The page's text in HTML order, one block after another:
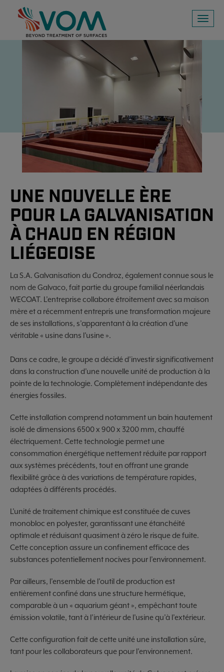
Toggle
UNE NOUVELLE ÈRE
POUR LA GALVANISATION
À CHAUD EN RÉGION
LIÉGEOISE
La S.A. Galvanisation du Condroz, également connue sous le
nom de Galvaco, fait partie du groupe familial néerlandais
WECOAT. L’entreprise collabore étroitement avec sa maison
mère et a récemment entrepris une transformation majeure
de ses installations, s’apparentant à la création d’une
véritable « usine dans l’usine ».
Dans ce cadre, le groupe a décidé d’investir significativement
dans la construction d’une nouvelle unité de production à la
pointe de la technologie. Complètement indépendante des
énergies fossiles.
Cette installation comprend notamment un bain hautement
isolé de dimensions 6500 x 900 x 3200 mm, chauffé
électriquement. Cette technologie permet une
consommation énergétique nettement réduite par rapport
aux systèmes précédents, tout en offrant une grande
flexibilité grâce à des variations de température rapides,
adaptées à différents procédés.
L’unité de traitement chimique est constituée de cuves
monobloc en polyester, garantissant une étanchéité
optimale et réduisant quasiment à zéro le risque de fuite.
Cette conception assure un confinement efficace des
substances potentiellement nocives pour l’environnement.
Par ailleurs, l’ensemble de l’outil de production est
entièrement confiné dans une structure hermétique,
comparable à un « aquarium géant », empêchant toute
émission volatile, tant à l’intérieur de l’usine qu’à l’extérieur.
Cette configuration fait de cette unité une installation sûre,
tant pour les collaborateurs que pour l’environnement.